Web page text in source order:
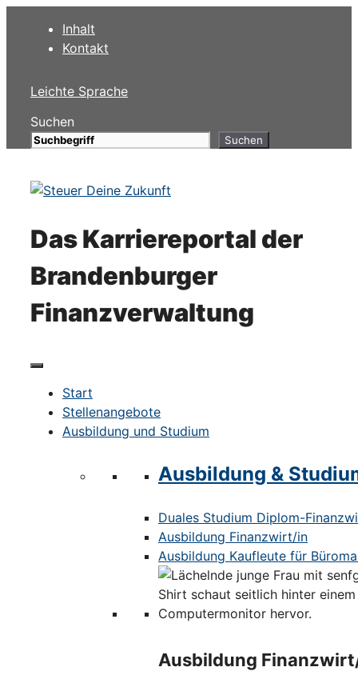
springen
Inhalt
Kontakt
Leichte Sprache
Suchen
Suchen
Das Karriereportal der
Brandenburger
Finanzverwaltung
Start
Stellenangebote
Ausbildung und Studium
Ausbildung &
Duales Studium Diplom-
Ausbildung Finanzwirt/in
Ausbildung Kaufleute für
Ausbildung